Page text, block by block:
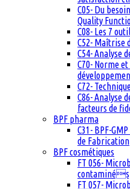
C05- Du
Quality
C08- Les 7
C52- Maîtrise
C54- Analyse
C70- Norme
C72-
C86- Analyse
facteurs de
BPF pharma
C31- BPF-
de Fabrication
BPF cosmétiques
FT 056-
FT 057-